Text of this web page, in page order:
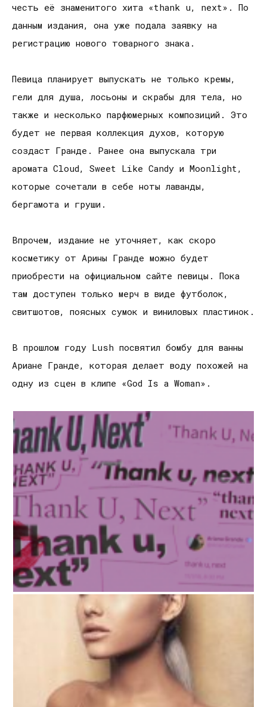
честь её знаменитого хита «thank u, next». По
данным издания, она уже подала заявку на
регистрацию нового товарного знака.
Певица планирует выпускать не только кремы,
гели для душа, лосьоны и скрабы для тела, но
также и несколько парфюмерных композиций. Это
будет не первая коллекция духов, которую
создаст Гранде. Ранее она выпускала три
аромата Cloud, Sweet Like Candy и Moonlight,
которые сочетали в себе ноты лаванды,
бергамота и груши.
Впрочем, издание не уточняет, как скоро
косметику от Арины Гранде можно будет
приобрести на официальном сайте певицы. Пока
там доступен только мерч в виде футболок,
свитшотов, поясных сумок и виниловых пластинок.
В прошлом году Lush посвятил бомбу для ванны
Ариане Гранде, которая делает воду похожей на
одну из сцен в клипе «God Is a Woman».